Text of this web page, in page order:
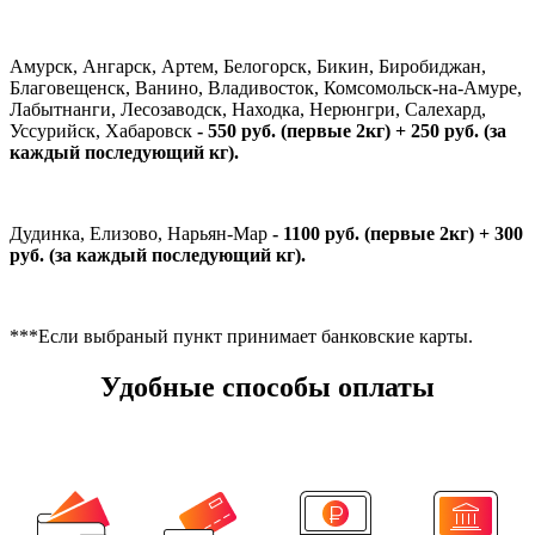
Амурск, Ангарск, Артем, Белогорск, Бикин, Биробиджан,
Благовещенск, Ванино, Владивосток, Комсомольск-на-Амуре,
Лабытнанги, Лесозаводск, Находка, Нерюнгри, Салехард,
Уссурийск, Хабаровск - 550 руб. (первые 2кг) + 250 руб. (за
каждый последующий кг).
Дудинка, Елизово, Нарьян-Мар - 1100 руб. (первые 2кг) + 300
руб. (за каждый последующий кг).
***Если выбраный пункт принимает банковские карты.
Удобные способы оплаты